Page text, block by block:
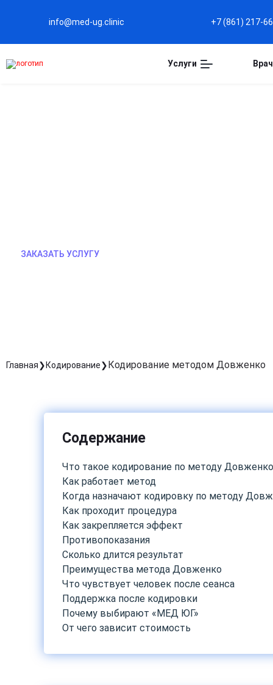
info@med-ug.clinic +7 (861) 217-
Услуги
ЗАКАЗАТЬ УСЛУГУ
Главная Кодирование Кодирование методом Довженко
Содержание
Что такое кодирование по методу Довженко
Как работает метод
Когда назначают кодировку по методу
Как проходит процедура
Как закрепляется эффект
Противопоказания
Сколько длится результат
Преимущества метода Довженко
Что чувствует человек после сеанса
Поддержка после кодировки
Почему выбирают «МЕД ЮГ»
От чего зависит стоимость